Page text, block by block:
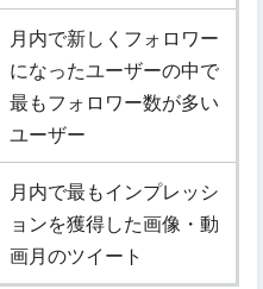
月内で新しくフォロワー
になったユーザーの中で
最もフォロワー数が多い
ユーザー
月内で最もインプレッシ
ョンを獲得した画像・動
画月のツイート